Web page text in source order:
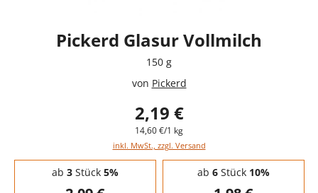
Pickerd Glasur Vollmilch
150 g
von Pickerd
2,19 €
14,60 €/1 kg
inkl. MwSt., zzgl. Versand
Staffelpreise - Mengenrabatt
ab 3Stück 5% ab 6Stück 10%